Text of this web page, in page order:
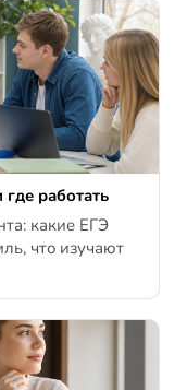
работать
какие ЕГЭ
что изучают